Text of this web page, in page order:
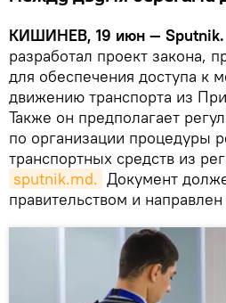
КИШИНЕВ, 19 июн — Sputnik.
разработал проект закона,
для обеспечения доступа к
движению транспорта из
Также он предполагает
по организации процедуры
транспортных средств из
sputnik.md. Документ
правительством и